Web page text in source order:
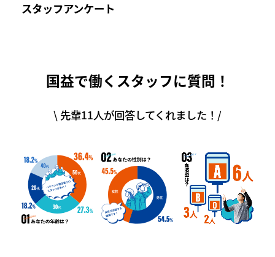
スタッフアンケート
国益で働くスタッフに質問！
\ 先輩11人が回答してくれました！/